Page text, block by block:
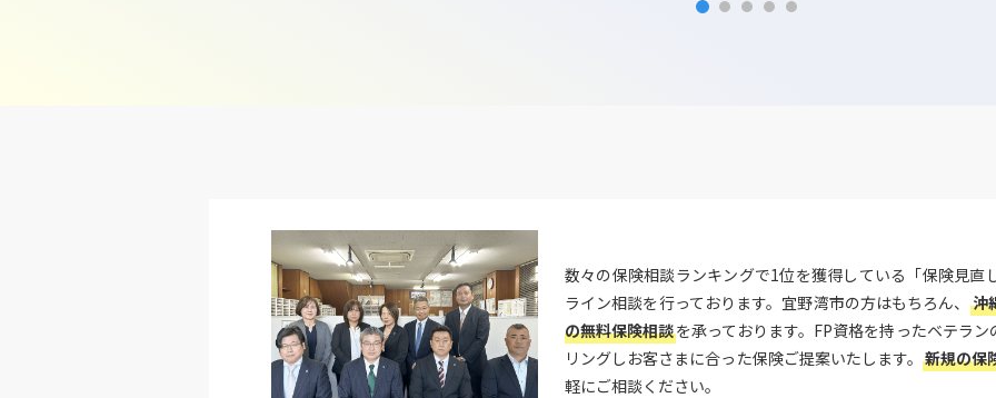
数々の保険相談ランキングで1位を獲得している「保険見直
ライン相談を行っております。宜野湾市の方はもちろん、 沖
の無料保険相談を承っております。FP資格を持ったベテラ
リングしお客さまに合った保険ご提案いたします。新規の保
軽にご相談ください。